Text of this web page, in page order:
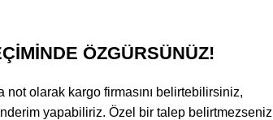
ÖZGÜRSÜNÜZ!
olarak kargo firmasını belirtebilirsiniz,
yapabiliriz. Özel bir talep belirtmezseniz